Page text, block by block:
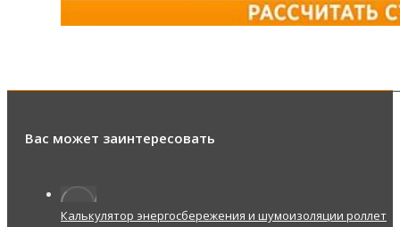
Вас может заинтересовать
Калькулятор энергосбережения и шумоизоляции роллет